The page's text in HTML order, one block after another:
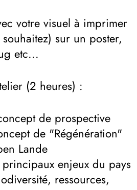
votre visuel à imprimer
sur un poster,
etc...
(2 heures) :
de prospective
de "Régénération"
Lande
enjeux du pays
ressources,